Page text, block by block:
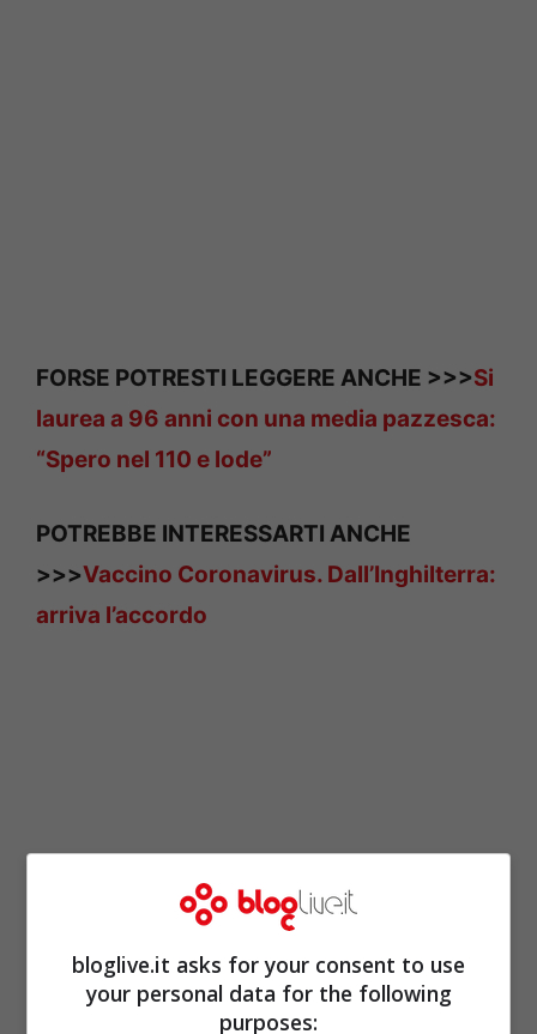
FORSE POTRESTI LEGGERE ANCHE >>>Si
laurea a 96 anni con una media pazzesca:
“Spero nel 110 e lode”
POTREBBE INTERESSARTI ANCHE
>>>Vaccino Coronavirus. Dall’Inghilterra:
arriva l’accordo
bloglive.it asks for your consent to use
your personal data for the following
purposes: